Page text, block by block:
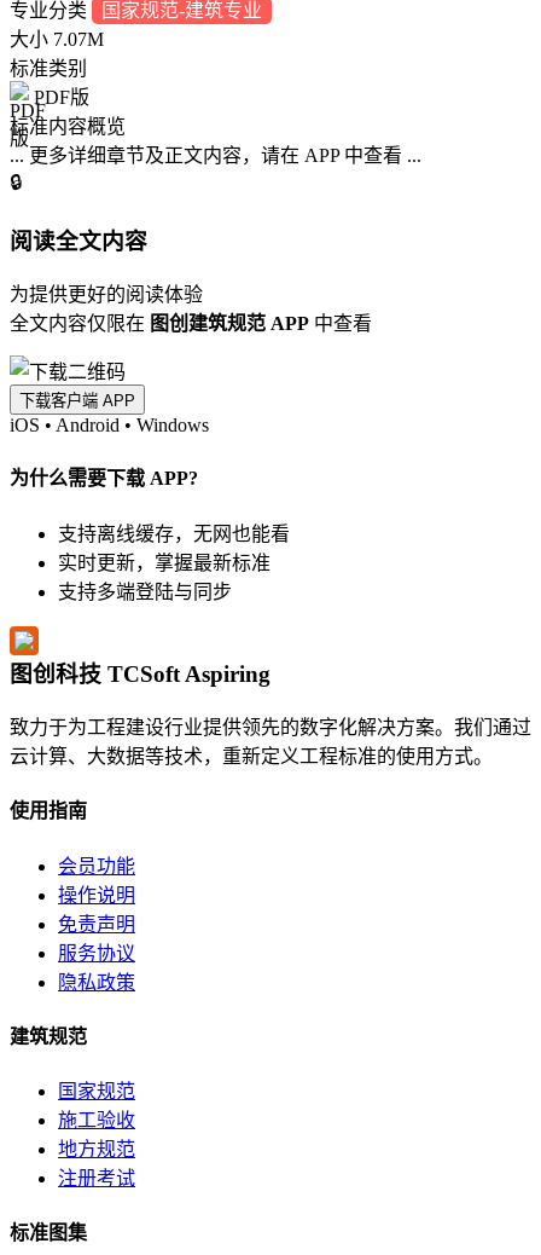
专业分类
国家规范-建筑专业
大小 7.07M
标准类别
PDF版
标准内容概览
... 更多详细章节及正文内容，请在 APP 中查看 ...
🔒
阅读全文内容
为提供更好的阅读体验
全文内容仅限在 图创建筑规范 APP 中查看
下载客户端 APP
iOS • Android • Windows
为什么需要下载 APP?
支持离线缓存，无网也能看
实时更新，掌握最新标准
支持多端登陆与同步
图创科技 TCSoft Aspiring
致力于为工程建设行业提供领先的数字化解决方案。我们通过
云计算、大数据等技术，重新定义工程标准的使用方式。
使用指南
会员功能
操作说明
免责声明
服务协议
隐私政策
建筑规范
国家规范
施工验收
地方规范
注册考试
标准图集